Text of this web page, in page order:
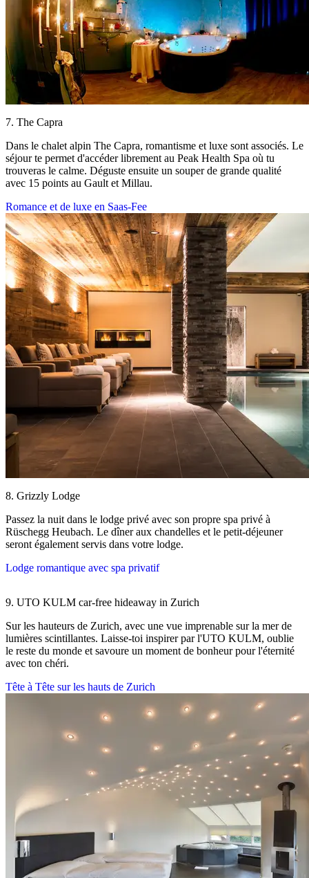
7. The Capra
Dans le chalet alpin The Capra, romantisme et luxe sont associés. Le
séjour te permet d'accéder librement au Peak Health Spa où tu
trouveras le calme. Déguste ensuite un souper de grande qualité
avec 15 points au Gault et Millau.
Romance et de luxe en Saas-Fee
8. Grizzly Lodge
Passez la nuit dans le lodge privé avec son propre spa privé à
Rüschegg Heubach. Le dîner aux chandelles et le petit-déjeuner
seront également servis dans votre lodge.
Lodge romantique avec spa privatif
9. UTO KULM car-free hideaway in Zurich
Sur les hauteurs de Zurich, avec une vue imprenable sur la mer de
lumières scintillantes. Laisse-toi inspirer par l'UTO KULM, oublie
le reste du monde et savoure un moment de bonheur pour l'éternité
avec ton chéri.
Tête à Tête sur les hauts de Zurich